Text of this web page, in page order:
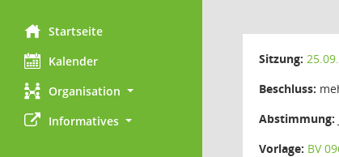
Startseite
Kalender
Organisation
Informatives
Sitzung:
Beschluss:
Abstimmung:
Vorlage: BV